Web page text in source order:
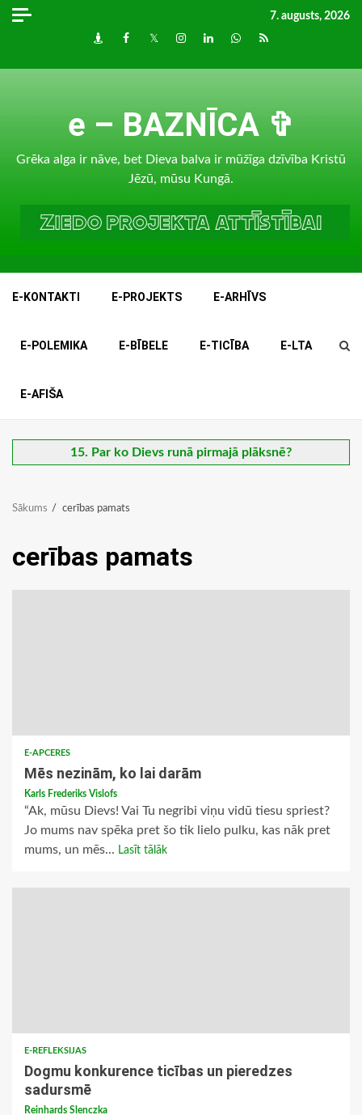
Skip
7. augusts, 2026
DraugiemFacebook
TwitterInstagram
LinkedInwhatsapp
RSS
e – BAZNĪCA ✞
Grēka alga ir nāve, bet Dieva balva ir mūžīga dzīvība Kristū
Jēzū, mūsu Kungā.
E-KONTAKTI E-PROJEKTS E-ARHĪVS
E-POLEMIKA E-BĪBELE E-TICĪBA E-LTA
E-AFIŠA
15. Par ko Dievs runā pirmajā plāksnē?
Sākums cerības pamats
cerības pamats
E-APCERES
Mēs nezinām, ko lai darām
Karls Frederiks Vislofs
“Ak, mūsu Dievs! Vai Tu negribi viņu vidū tiesu spriest?
Jo mums nav spēka pret šo tik lielo pulku, kas nāk pret
mums, un mēs... Lasīt tālāk
E-REFLEKSIJAS
Dogmu konkurence ticības un pieredzes
sadursmē
Reinhards Slenczka